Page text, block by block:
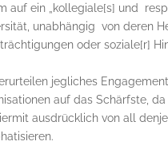
auf ein „kollegiale[s] und
unabhängig von deren
oder soziale[r]
jegliches
auf das Schärfste,
ausdrücklich von all